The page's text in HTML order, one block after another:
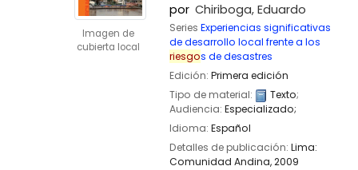
Imagen de
cubierta local
por Chiriboga, Eduardo
Series Experiencias significativas
de desarrollo local frente a los
riesgos de desastres
Edición: Primera edición
Tipo de material:
Texto;
Audiencia: Especializado;
Idioma: Español
Detalles de publicación: Lima:
Comunidad Andina,2009